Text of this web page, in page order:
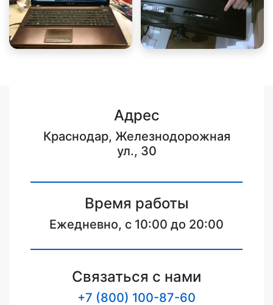
Адрес
Краснодар, Железнодорожная
ул., 30
Время работы
Ежедневно, с 10:00 до 20:00
Связаться с нами
+7 (800) 100-87-60